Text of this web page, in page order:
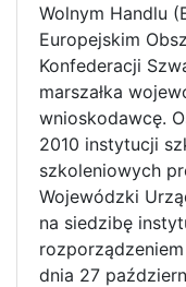
Wolnym Handlu
Europejskim
Konfederacji
marszałka
wnioskodawcę.
2010 instytucji
szkoleniowych
Wojewódzki
na siedzibę
dnia 27